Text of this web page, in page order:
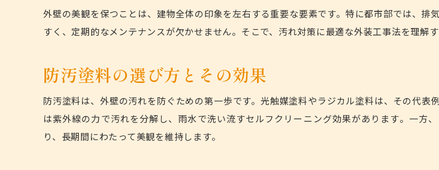
外壁の美観を保つことは、建物全体の印象を左右する重要な要素です。特に都市部では、排
すく、定期的なメンテナンスが欠かせません。そこで、汚れ対策に最適な外装工事法を理解す
防汚塗料の選び方とその効果
防汚塗料は、外壁の汚れを防ぐための第一歩です。光触媒塗料やラジカル塗料は、その代表
は紫外線の力で汚れを分解し、雨水で洗い流すセルフクリーニング効果があります。一方
り、長期間にわたって美観を維持します。